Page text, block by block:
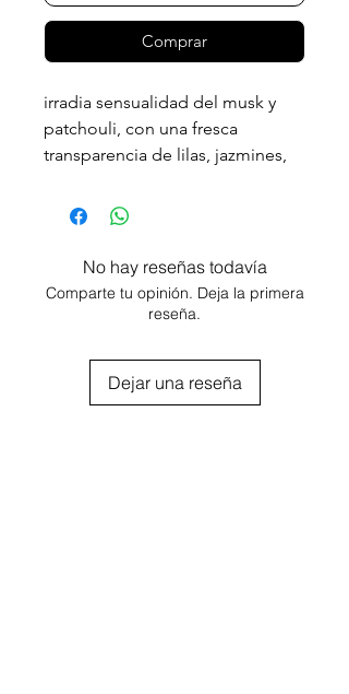
Comprar
irradia sensualidad del musk y
patchouli, con una fresca
transparencia de lilas, jazmines,
Familia Olfativa: Floral.
manzana, notas verdes.
Notas de Cuerpo: jazmín, lila,
fresia, jacinto.
notas almizcladas.
No hay reseñas todavía
Comparte tu opinión. Deja la primera
reseña.
Dejar una reseña